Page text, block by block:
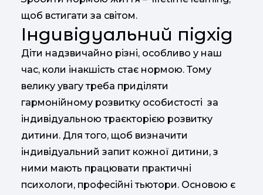
щоб встигати за світом.
Індивідуальний підхід
Діти надзвичайно різні, особливо у наш
час, коли інакшість стає нормою. Тому
велику увагу треба приділяти
гармонійному розвитку особистості за
індивідуальною траєкторією розвитку
дитини. Для того, щоб визначити
індивідуальний запит кожної дитини, з
ними мають працювати практичні
психологи, професійні тьютори. Основою є